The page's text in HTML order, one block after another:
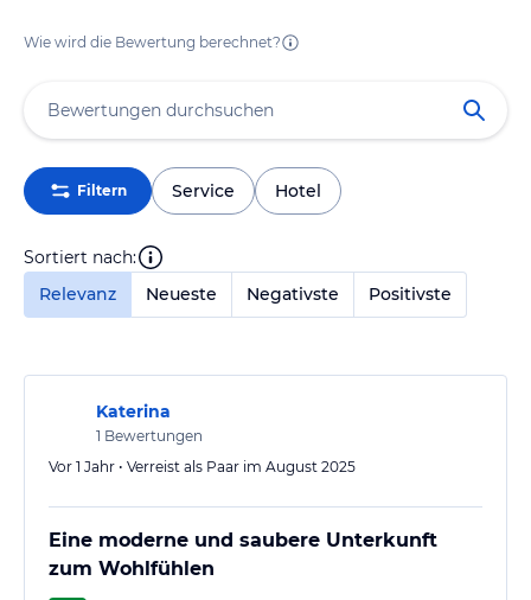
Wie wird die Bewertung berechnet?
Filtern Service Hotel
Sortiert nach:
Relevanz
Neueste Negativste Positivste
Katerina
1 Bewertungen
Vor 1 Jahr • Verreist als Paar im August 2025
Eine moderne und saubere Unterkunft
zum Wohlfühlen